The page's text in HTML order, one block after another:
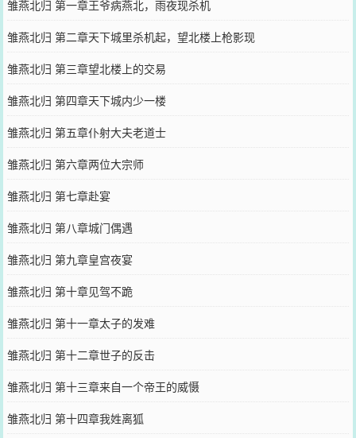
雏燕北归 第一章王爷病燕北，雨夜现杀机
雏燕北归 第二章天下城里杀机起，望北楼上枪影现
雏燕北归 第三章望北楼上的交易
雏燕北归 第四章天下城内少一楼
雏燕北归 第五章仆射大夫老道士
雏燕北归 第六章两位大宗师
雏燕北归 第七章赴宴
雏燕北归 第八章城门偶遇
雏燕北归 第九章皇宫夜宴
雏燕北归 第十章见驾不跪
雏燕北归 第十一章太子的发难
雏燕北归 第十二章世子的反击
雏燕北归 第十三章来自一个帝王的威慑
雏燕北归 第十四章我姓离狐